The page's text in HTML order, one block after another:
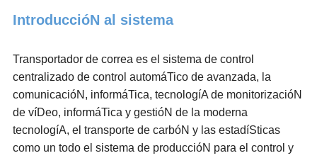
IntroduccióN al sistema
Transportador de correa es el sistema de control
centralizado de control automáTico de avanzada, la
comunicacióN, informáTica, tecnologíA de monitorizacióN
de víDeo, informáTica y gestióN de la moderna
tecnologíA, el transporte de carbóN y las estadíSticas
como un todo el sistema de produccióN para el control y